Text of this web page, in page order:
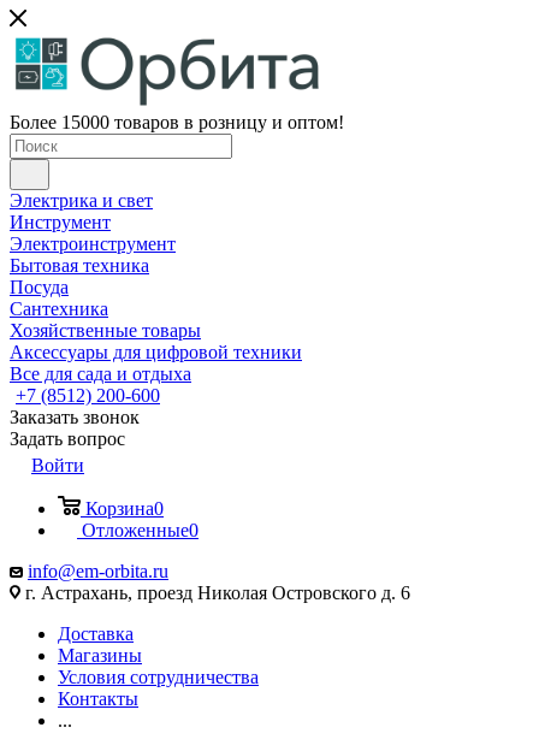
Более 15000 товаров в розницу и оптом!
Электрика и свет
Инструмент
Электроинструмент
Бытовая техника
Посуда
Сантехника
Хозяйственные товары
Аксессуары для цифровой техники
Все для сада и отдыха
+7 (8512) 200-600
Заказать звонок
Задать вопрос
Войти
Корзина0
Отложенные0
info@em-orbita.ru
г. Астрахань, проезд Николая Островского д. 6
Доставка
Магазины
Условия сотрудничества
Контакты
...